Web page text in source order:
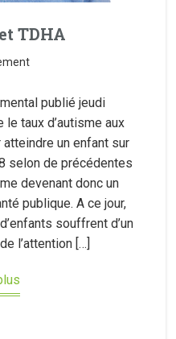
TDHA
publié jeudi
taux d’autisme aux
un enfant sur
selon de précédentes
devenant donc un
publique. A ce jour,
souffrent d’un
l’attention […]